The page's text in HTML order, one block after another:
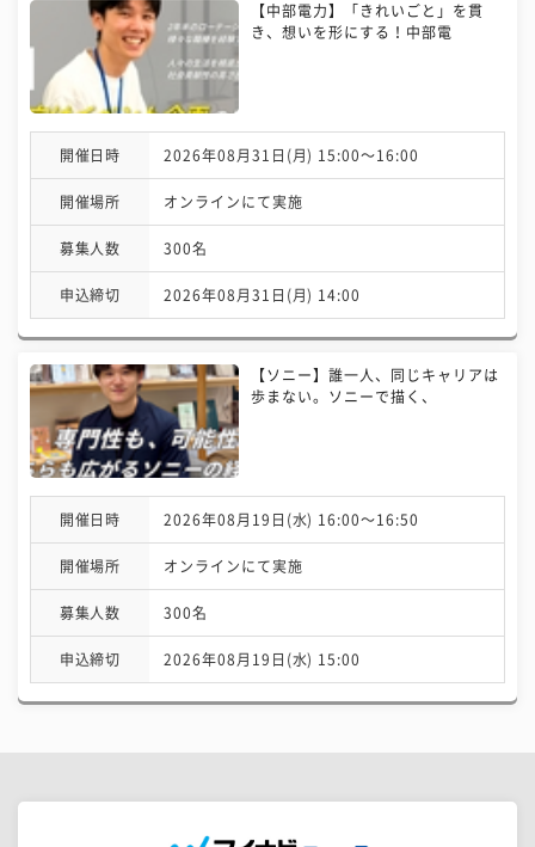
【中部電力】「きれいごと」を貫
き、想いを形にする！中部電
開催日時 2026年08月31日(月) 15:00〜16:00
開催場所 オンラインにて実施
募集人数 300名
申込締切 2026年08月31日(月) 14:00
【ソニー】誰一人、同じキャリアは
歩まない。ソニーで描く、
開催日時 2026年08月19日(水) 16:00〜16:50
開催場所 オンラインにて実施
募集人数 300名
申込締切 2026年08月19日(水) 15:00